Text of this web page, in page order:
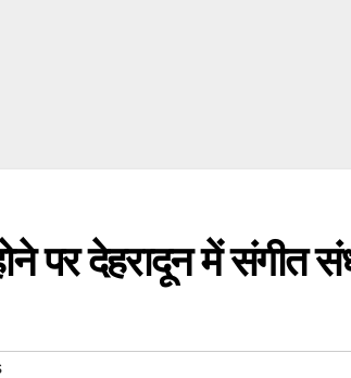
पर देहरादून में संगीत